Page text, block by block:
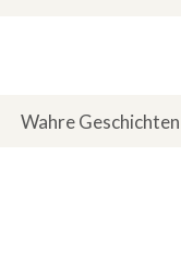
Wahre Geschichten